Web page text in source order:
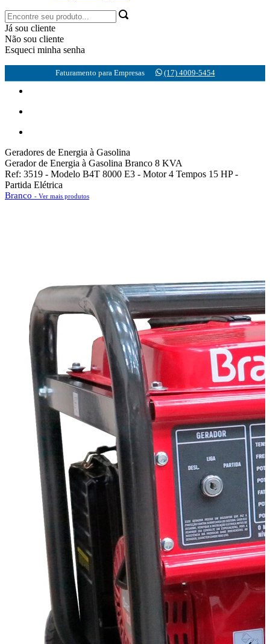
Já sou cliente
Não sou cliente
Esqueci minha senha
Faturamento para Empresas (17) 4009-5454
Geradores de Energia à Gasolina
Gerador de Energia à Gasolina Branco 8 KVA
Ref: 3519 - Modelo B4T 8000 E3 - Motor 4 Tempos 15 HP -
Partida Elétrica
Branco - Ver mais produtos